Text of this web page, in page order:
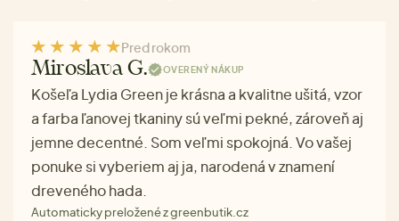
Pred rokom
Miroslava G. OVERENÝ NÁKUP
Košeľa Lydia Green je krásna a kvalitne ušitá, vzor
a farba ľanovej tkaniny sú veľmi pekné, zároveň aj
jemne decentné. Som veľmi spokojná. Vo vašej
ponuke si vyberiem aj ja, narodená v znamení
dreveného hada.
Automaticky preložené z greenbutik.cz